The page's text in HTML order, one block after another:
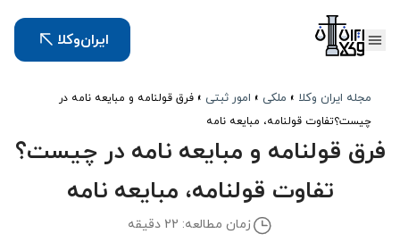
ایران‌وکلا
مجله ایران وکلا » ملکی » امور ثبتی » فرق قولنامه و مبایعه نامه در
چیست؟تفاوت قولنامه، مبایعه نامه
فرق قولنامه و مبایعه نامه در چیست؟
تفاوت قولنامه، مبایعه نامه
زمان مطالعه: 22 دقیقه